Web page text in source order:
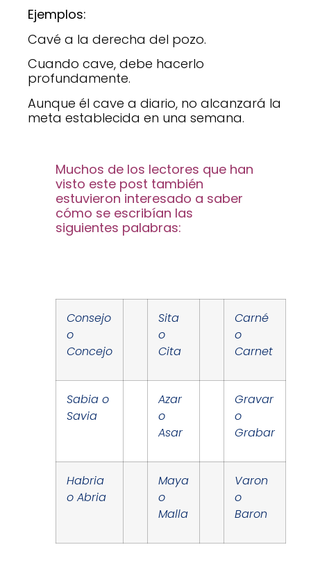
Ejemplos:
Cavé a la derecha del pozo.
Cuando cave, debe hacerlo
profundamente.
Aunque él cave a diario, no alcanzará la
meta establecida en una semana.
Muchos de los lectores que han
visto este post también
estuvieron interesado a saber
cómo se escribían las
siguientes palabras:
Consejo
o
Concejo
Sita
o
Cita
Carné
o
Carnet
Sabia o
Savia
Azar
o
Asar
Gravar
o
Grabar
Habria
o Abria
Maya
o
Malla
Varon
o
Baron